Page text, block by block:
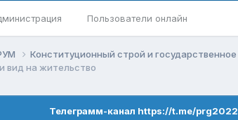
Пользователи онлайн
Конституционный строй и государственное
вид на жительство
Телеграмм-канал https://t.me/prg2022